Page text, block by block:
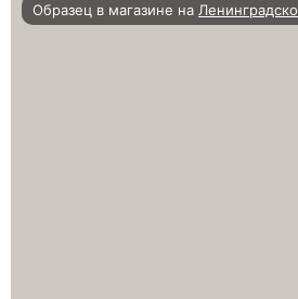
Образец в магазине на